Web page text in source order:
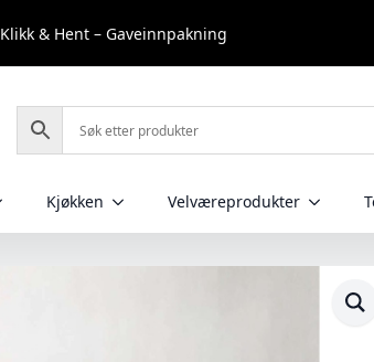
Klikk & Hent – Gaveinnpakning
Kjøkken Velværeprodukter